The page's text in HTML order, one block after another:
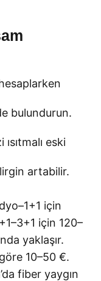
bulundurun.
eski
artabilir.
için
için 120–
yaklaşır.
10–50 €.
fiber yaygın